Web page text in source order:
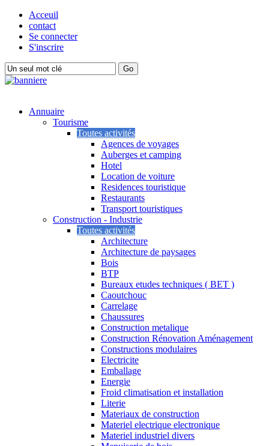
Acceuil
contact
Se connecter
S'inscrire
Annuaire
Tourisme
Toutes activités
Agences de voyages
Auberges et camping
Hotel
Location de voiture
Residences touristique
Restaurants
Transport touristiques
Construction - Industrie
Toutes activités
Architecture
Architecture de paysages
Bois
BTP
Bureaux etudes techniques ( BET )
Caoutchouc
Carrelage
Chaussures
Construction metalique
Construction Rénovation Aménagement
Constructions modulaires
Electricite
Emballage
Energie
Froid climatisation et installation
Literie
Materiaux de construction
Materiel electrique electronique
Materiel industriel divers